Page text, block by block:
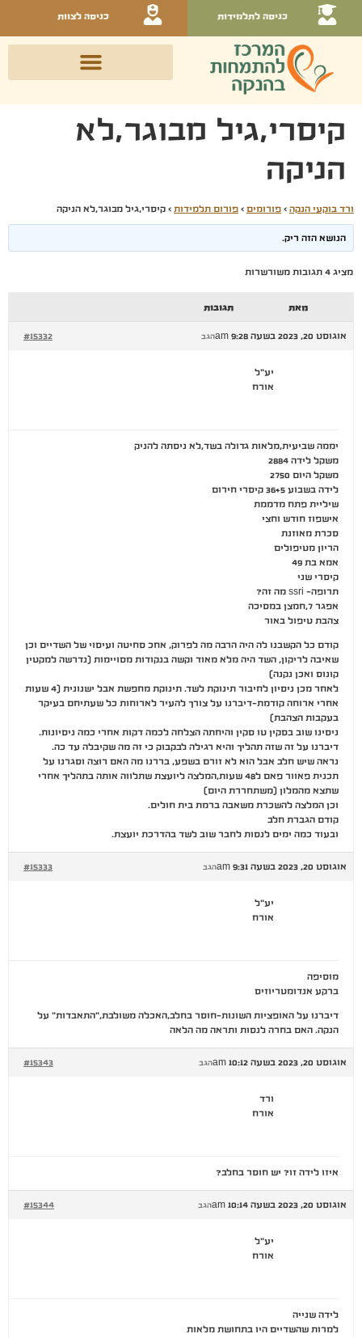
כניסה לתלמידות כניסה לצוות
קיסרי,גיל מבוגר,לא
הניקה
ורד בוקעי הנקה › פורומים › פורום תלמידות › קיסרי,גיל מבוגר,לא הניקה
הנושא הזה ריק.
מציג 4 תגובות משורשרות
מאת תגובות
אוגוסט 20, 2023 בשעה 9:28 am #15332 הגב
יע"ל
אורח
יממה שביעית,מלאות גדולה בשד,לא ניסתה להניק
משקל לידה 2884
משקל היום 2750
לידה בשבוע 36+5 קיסרי חירום
שיליית פתח מדממת
אישפוז חודש וחצי
סכרת מאוזנת
הריון מטיפולים
אמא בת 49
קיסרי שני
תרופה- ssri מה זה?
אפגר 7,חמצן במסיכה
צהבת טיפול באור
קודם כל הקשבנו לה היה הרבה מה לפרוק, אחכ סחיטה ועיסוי של השדיים וכן
שאיבה לריקון, השד היה מלא מאוד וקשה בנקודות מסויימות (נדרשה למקטין
קונוס ואכן נקנה)
לאחר מכן ניסיון לחיבור תינוקת לשד. תינוקת מחפשת אבל ישנונית (4 שעות
אחרי ארוחה קודמת-דיברנו על צורך להעיר לארוחות כל שעתיחם בעיקר
בעקבות הצהבת)
ניסינו שוב בסקין טו סקין והיחתה הצלחה לכמה דקות אחרי כמה ניסיונות.
דיברנו על זה שזה תהליך והיא רגילה לבקבוק כי זה מה שקיבלה עד כה.
נראה שיש חלב אבל הוא לא זורם בשפע, בררנו מה האם רוצה וסגרנו על
תכנית פאוור פאם ל48 שעות,המלצה ליועצת שתלווה אותה בתהליך אחרי
שתצא מהמלון (משתחררת היום)
וכן המלצה להשכרת משאבה ברמת בית חולים.
קודם הגברת חלב
ובעוד כמה ימים לנסות לחבר שוב לשד בהדרכת יועצת.
אוגוסט 20, 2023 בשעה 9:31 am #15333 הגב
יע"ל
אורח
מוסיפה
ברקע אנדומטריוזיס
דיברנו על האופציות השונות-חוסר בחלב,האכלה משולבת,"התאבדות" על
הנקה. האם בחרה לנסות ותראה מה הלאה
אוגוסט 20, 2023 בשעה 10:12 am #15343 הגב
ורד
אורח
איזו לידה זו? יש חוסר בחלב?
אוגוסט 20, 2023 בשעה 10:14 am #15344 הגב
יע"ל
אורח
לידה שנייה
למרות שהשדיים היו בתחושת מלאות